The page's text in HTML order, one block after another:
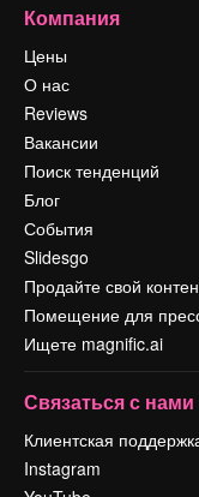
Компания
Цены
О нас
Reviews
Вакансии
Поиск тенденций
Блог
События
Slidesgo
Продайте свой
Помещение для
Ищете magnific.ai
Связаться с нами
Клиентская
Instagram